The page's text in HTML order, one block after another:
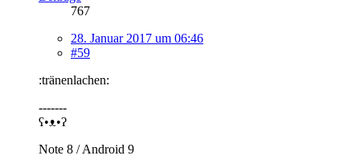
767
28. Januar 2017 um 06:46
#59
:tränenlachen:
-------
ʕ•ᴥ•ʔ
Note 8 / Android 9